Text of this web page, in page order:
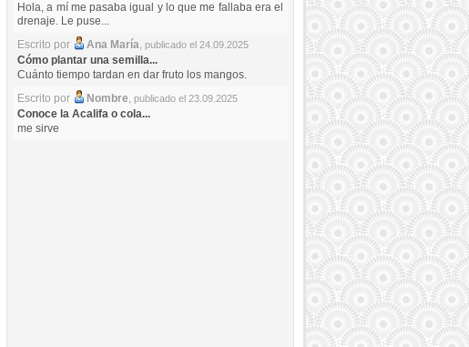
Hola, a mí me pasaba igual y lo que me fallaba era el
drenaje. Le puse...
Escrito por
Ana María, publicado el 24.09.2025
Cómo plantar una semilla...
Cuánto tiempo tardan en dar fruto los mangos.
Escrito por
Nombre, publicado el 23.09.2025
Conoce la Acalifa o cola...
me sirve